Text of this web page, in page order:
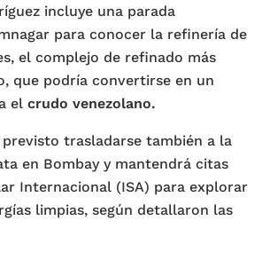
incluye una parada
para conocer la refinería de
el complejo de refinado más
que podría convertirse en un
el crudo venezolano.
trasladarse también a la
en Bombay y mantendrá citas
Internacional (ISA) para explorar
limpias, según detallaron las